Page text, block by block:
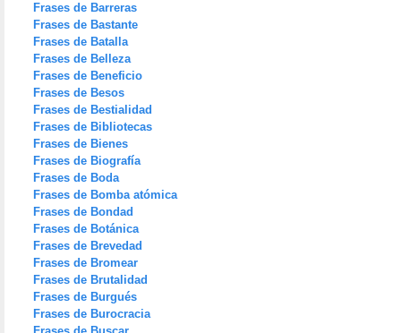
Frases de Barreras
Frases de Bastante
Frases de Batalla
Frases de Belleza
Frases de Beneficio
Frases de Besos
Frases de Bestialidad
Frases de Bibliotecas
Frases de Bienes
Frases de Biografía
Frases de Boda
Frases de Bomba atómica
Frases de Bondad
Frases de Botánica
Frases de Brevedad
Frases de Bromear
Frases de Brutalidad
Frases de Burgués
Frases de Burocracia